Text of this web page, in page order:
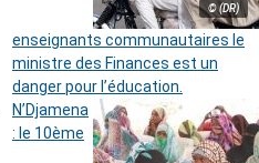
© (DR)
enseignants communautaires le
ministre des Finances est un
danger pour l’éducation.
N’Djamena
: le 10ème